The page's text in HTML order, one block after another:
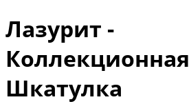
Лазурит -
Коллекционная
Шкатулка